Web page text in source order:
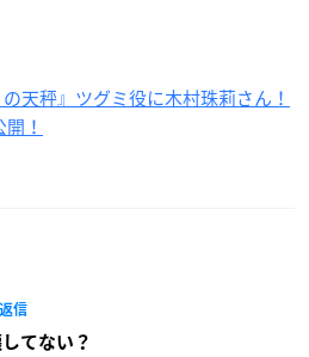
天秤』ツグミ役に木村珠莉さん！
！
返信
てない？